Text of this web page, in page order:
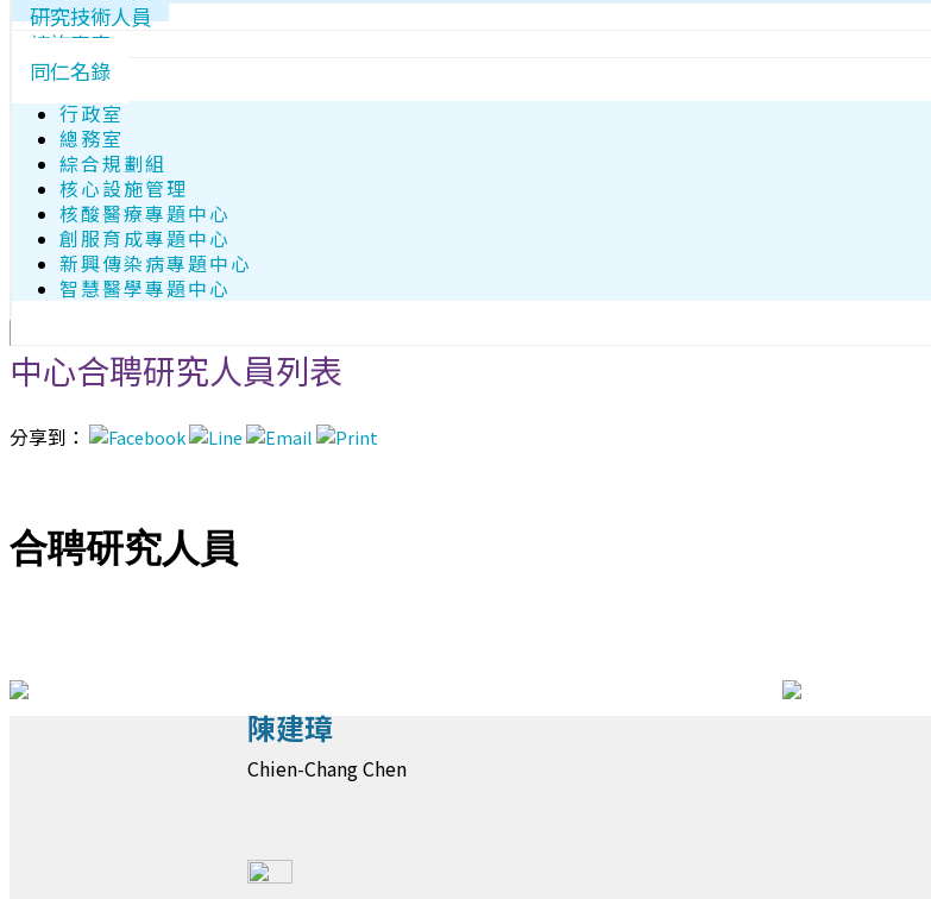
研究技術人員
諮詢專家
同仁名錄
行政室
總務室
綜合規劃組
核心設施管理
核酸醫療專題中心
創服育成專題中心
新興傳染病專題中心
智慧醫學專題中心
中心合聘研究人員列表
分享到：
合聘研究人員
陳建璋
Chien-Chang Chen